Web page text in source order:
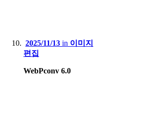
2025/11/13 in 이미지
편집
WebPconv 6.0